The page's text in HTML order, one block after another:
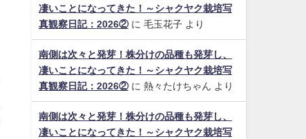
凄いことになってきた！～シャクヤク栽培写
真観察日記：2026②に 毛玉花子より
南側は次々と発芽！株分けの品種も発芽し、
凄いことになってきた！～シャクヤク栽培写
真観察日記：2026②に 熱々たけちゃん より
南側は次々と発芽！株分けの品種も発芽し、
凄いことになってきた！～シャクヤク栽培写